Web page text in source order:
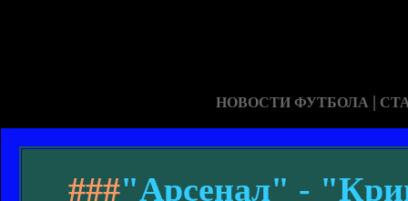
НОВОСТИ ФУТБОЛА |
###"Арсенал" -